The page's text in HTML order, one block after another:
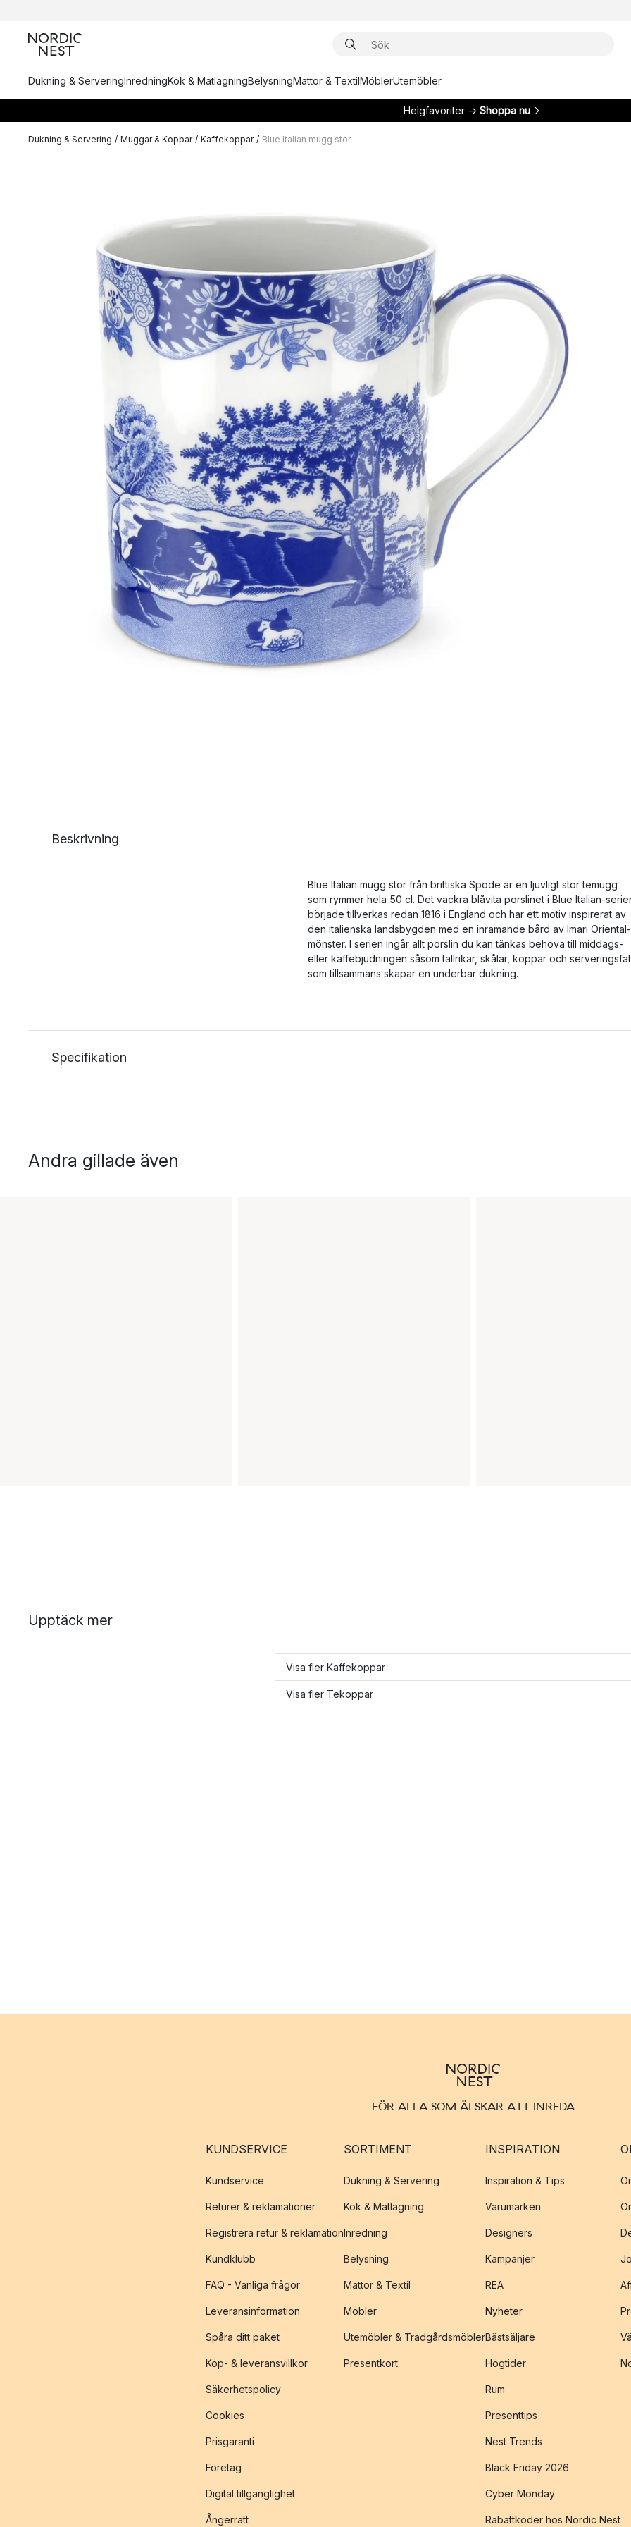
Dukning & ServeringInredningKök & MatlagningBelysningMattor & TextilMöblerUtemöbler
Helgfavoriter → Shoppa nu
Dukning & Servering / Muggar & Koppar / Kaffekoppar / Blue Italian mugg stor
Beskrivning
Blue Italian mugg stor från brittiska Spode är en ljuvligt stor temugg
som rymmer hela 50 cl. Det vackra blåvita porslinet i Blue Italian-
började tillverkas redan 1816 i England och har ett motiv inspirerat av
den italienska landsbygden med en inramande bård av Imari Oriental-
mönster. I serien ingår allt porslin du kan tänkas behöva till middags-
eller kaffebjudningen såsom tallrikar, skålar, koppar och serveringsfat
som tillsammans skapar en underbar dukning.
Specifikation
Andra gillade även
Upptäck mer
Visa fler Kaffekoppar
Visa fler Tekoppar
FÖR ALLA SOM ÄLSKAR ATT INREDA
KUNDSERVICE
Kundservice
Returer & reklamationer
Registrera retur & reklamation
Kundklubb
FAQ - Vanliga frågor
Leveransinformation
Spåra ditt paket
Köp- & leveransvillkor
Säkerhetspolicy
Cookies
Prisgaranti
Företag
Digital tillgänglighet
Ångerrätt
SORTIMENT
Dukning & Servering
Kök & Matlagning
Inredning
Belysning
Mattor & Textil
Möbler
Utemöbler & Trädgårdsmöbler
Presentkort
INSPIRATION
Inspiration & Tips
Varumärken
Designers
Kampanjer
REA
Nyheter
Bästsäljare
Högtider
Rum
Presenttips
Nest Trends
Black Friday 2026
Cyber Monday
Rabattkoder hos Nordic Nest